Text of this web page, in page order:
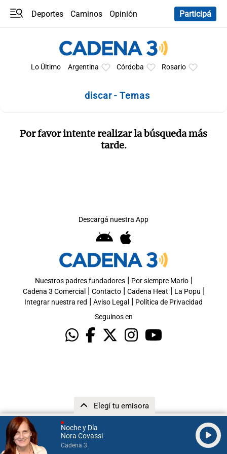
Noche y Día
Nora Covassi
Cadena 3
Elegí tu emisora
Deportes Caminos
Opinión
Participá
Lo Último Argentina Córdoba Rosario
discar - Temas
Por favor intente realizar la búsqueda más
tarde.
Descargá nuestra App
Nuestros padres fundadores| Por siempre Mario|
Cadena 3 Comercial | Contacto| Cadena Heat | La Popu |
Integrar nuestra red | Aviso Legal | Política de Privacidad
Seguinos en